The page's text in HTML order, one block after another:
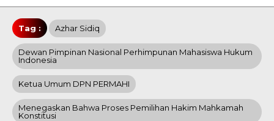
Tag : Azhar Sidiq
Dewan Pimpinan Nasional Perhimpunan Mahasiswa Hukum
Indonesia
Ketua Umum DPN PERMAHI
Menegaskan Bahwa Proses Pemilihan Hakim Mahkamah
Konstitusi